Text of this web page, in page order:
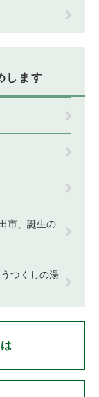
します
市」誕生の
つくしの湯